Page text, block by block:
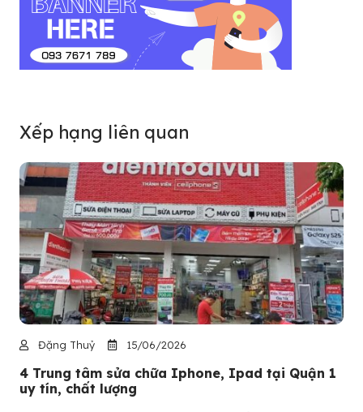
Xếp hạng liên quan
Đặng Thuỷ 15/06/2026
4 Trung tâm sửa chữa Iphone, Ipad tại Quận 1
uy tín, chất lượng